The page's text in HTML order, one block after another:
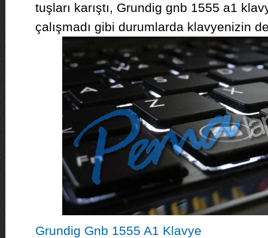
tuşları karıştı, Grundig gnb 1555 a1
çalışmadı gibi durumlarda klavyenizin
Grundig Gnb 1555 A1 Klavye